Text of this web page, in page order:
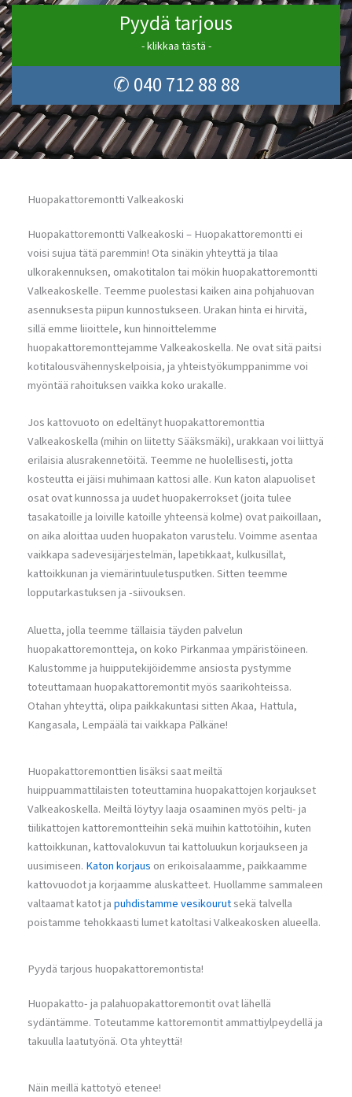
Pyydä tarjous
- klikkaa tästä -
✆ 040 712 88 88
Huopakattoremontti Valkeakoski
Huopakattoremontti Valkeakoski – Huopakattoremontti ei
voisi sujua tätä paremmin! Ota sinäkin yhteyttä ja tilaa
ulkorakennuksen, omakotitalon tai mökin huopakattoremontti
Valkeakoskelle. Teemme puolestasi kaiken aina pohjahuovan
asennuksesta piipun kunnostukseen. Urakan hinta ei hirvitä,
sillä emme liioittele, kun hinnoittelemme
huopakattoremonttejamme Valkeakoskella. Ne ovat sitä paitsi
kotitalousvähennyskelpoisia, ja yhteistyökumppanimme voi
myöntää rahoituksen vaikka koko urakalle.
Jos kattovuoto on edeltänyt huopakattoremonttia
Valkeakoskella (mihin on liitetty Sääksmäki), urakkaan voi liittyä
erilaisia alusrakennetöitä. Teemme ne huolellisesti, jotta
kosteutta ei jäisi muhimaan kattosi alle. Kun katon alapuoliset
osat ovat kunnossa ja uudet huopakerrokset (joita tulee
tasakatoille ja loiville katoille yhteensä kolme) ovat paikoillaan,
on aika aloittaa uuden huopakaton varustelu. Voimme asentaa
vaikkapa sadevesijärjestelmän, lapetikkaat, kulkusillat,
kattoikkunan ja viemärintuuletusputken. Sitten teemme
lopputarkastuksen ja -siivouksen.
Aluetta, jolla teemme tällaisia täyden palvelun
huopakattoremontteja, on koko Pirkanmaa ympäristöineen.
Kalustomme ja huipputekijöidemme ansiosta pystymme
toteuttamaan huopakattoremontit myös saarikohteissa.
Otahan yhteyttä, olipa paikkakuntasi sitten Akaa, Hattula,
Kangasala, Lempäälä tai vaikkapa Pälkäne!
Huopakattoremonttien lisäksi saat meiltä
huippuammattilaisten toteuttamina huopakattojen korjaukset
Valkeakoskella. Meiltä löytyy laaja osaaminen myös pelti- ja
tiilikattojen kattoremontteihin sekä muihin kattotöihin, kuten
kattoikkunan, kattovalokuvun tai kattoluukun korjaukseen ja
uusimiseen. Katon korjaus on erikoisalaamme, paikkaamme
kattovuodot ja korjaamme aluskatteet. Huollamme sammaleen
valtaamat katot japuhdistamme vesikourutsekä talvella
poistamme tehokkaasti lumet katoltasi Valkeakosken alueella.
Pyydä tarjous huopakattoremontista!
Huopakatto- ja palahuopakattoremontit ovat lähellä
sydäntämme. Toteutamme kattoremontit ammattiylpeydellä ja
takuulla laatutyönä. Ota yhteyttä!
Näin meillä kattotyö etenee!